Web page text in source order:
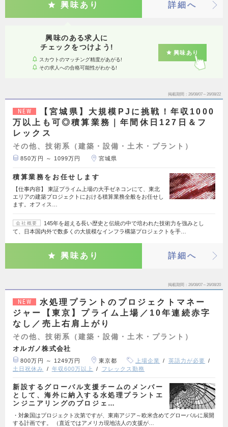
興味あり 詳細へ
興味のある求人に
チェックをつけよう!
スカウトのマッチング精度があがる!
その求人への合格可能性がわかる!
興味あり
掲載期間 26/08/07～26/08/22
NEW
【宮城県】大規模PJに挑戦！年収1000
万以上も可◎積算業務｜年間休日127日＆フ
レックス
その他、技術系（建築・設備・土木・プラント）
850万円 ～ 1099万円 宮城県
積算業務をお任せします
【仕事内容】 東証プライム上場の大手ゼネコンにて、東北
エリアの建築プロジェクトにおける積算業務全般をお任せし
ます。オフィス…
会社概要
145年を超える長い歴史と伝統の中で培われた技術力を強みとし
て、日本国内外で数多くの大規模なインフラ構築プロジェクトを手…
興味あり 詳細へ
掲載期間 26/08/07～26/08/20
NEW
水処理プラントのプロジェクトマネー
ジャー【東京】プライム上場／10年連続赤字
なし／売上右肩上がり
その他、技術系（建築・設備・土木・プラント）
オルガノ株式会社
800万円 ～ 1249万円 東京都 上場企業
英語力が必要
土日祝休み
年収600万以上 フレックス勤務
新設するグローバル支援チームのメンバー
として、海外に納入する水処理プラントエ
ンジニアリングのプロジェ…
・対象国はプロジェクト次第ですが、東南アジア～欧米含めてグローバルに展開
する計画です。 （直近ではアメリカ現地法人の支援が…